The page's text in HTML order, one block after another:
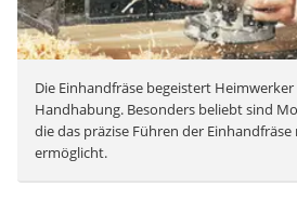
Die Einhandfräse begeistert
Handhabung. Besonders beliebt sind
die das präzise Führen der
ermöglicht.